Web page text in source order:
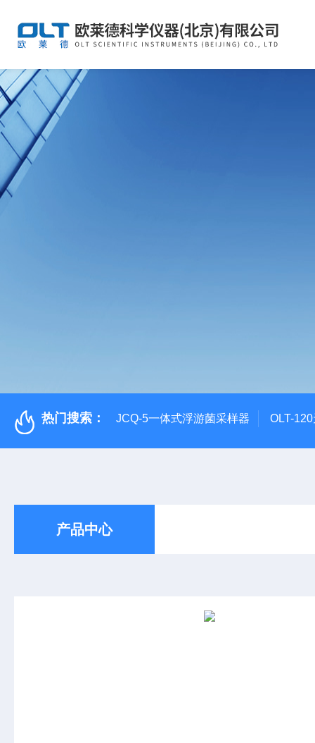
热门搜索： JCQ-5一体式浮游菌采样器 OLT-
产品中心